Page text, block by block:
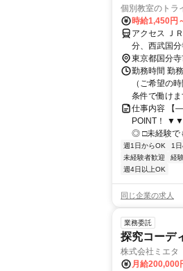
個別教室のト
時給1,450円
アクセス Ｊ
分、西武国
東京都国分
勤務時間 勤
（ご希望の
条件で働けま
仕事内容 【
POINT！ ▼▼
◎ □未経験で
週1日からOK 1
未経験者歓迎
経
週4日以上OK
同じ企業の求人
業務委託
探究コーデ
株式会社ミエタ
月給200,000